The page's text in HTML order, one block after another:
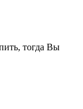
тогда Вы